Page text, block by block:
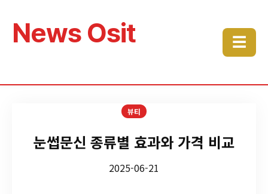
News Osit ☰
뷰티
눈썹문신 종류별 효과와 가격 비교
2025-06-21